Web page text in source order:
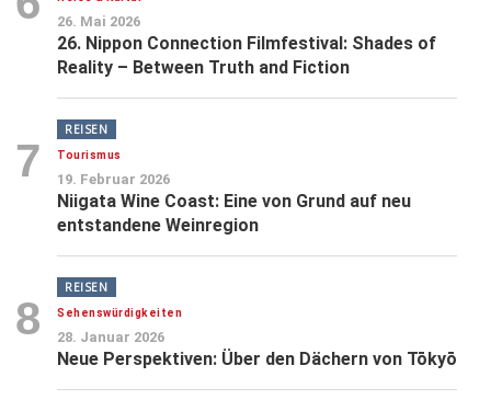
26. Mai 2026
26. Nippon Connection Filmfestival: Shades of
Reality – Between Truth and Fiction
7
REISEN
Tourismus
19. Februar 2026
Niigata Wine Coast: Eine von Grund auf neu
entstandene Weinregion
8
REISEN
Sehenswürdigkeiten
28. Januar 2026
Neue Perspektiven: Über den Dächern von Tōkyō